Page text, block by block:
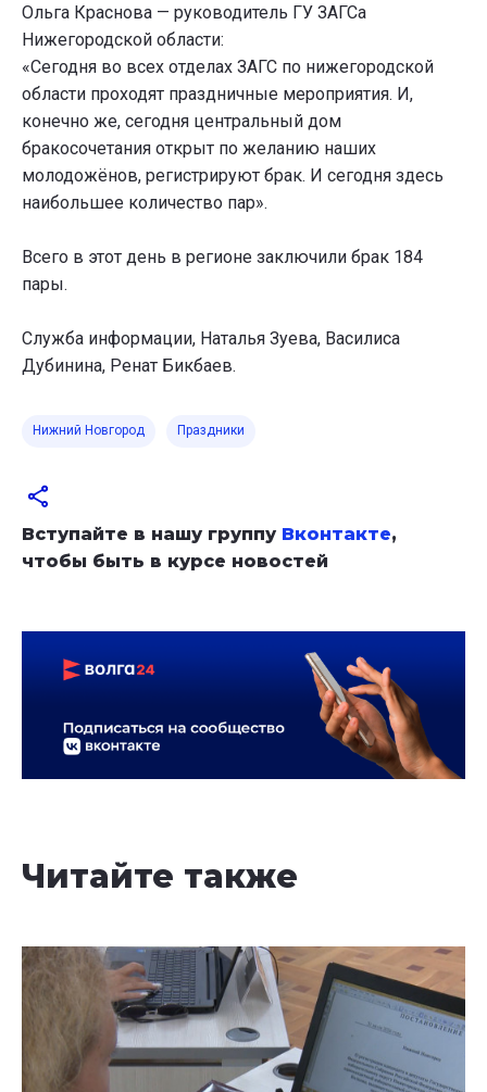
Ольга Краснова — руководитель ГУ ЗАГСа
Нижегородской области:
«Сегодня во всех отделах ЗАГС по нижегородской
области проходят праздничные мероприятия. И,
конечно же, сегодня центральный дом
бракосочетания открыт по желанию наших
молодожёнов, регистрируют брак. И сегодня здесь
наибольшее количество пар».
Всего в этот день в регионе заключили брак 184
пары.
Служба информации, Наталья Зуева, Василиса
Дубинина, Ренат Бикбаев.
Нижний Новгород Праздники
Вступайте в нашу группу Вконтакте,
чтобы быть в курсе новостей
Читайте также